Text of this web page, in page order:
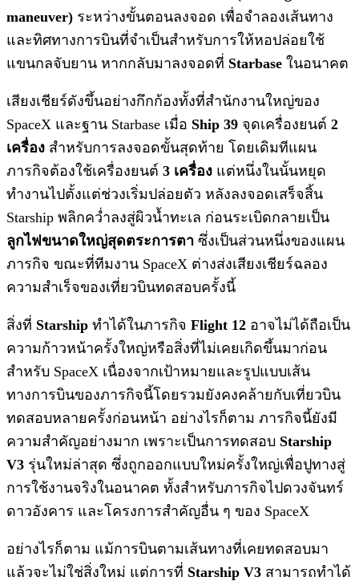
maneuver) ระหว่างขั้นตอนลงจอด เพื่อจำลองเส้นทาง
และทิศทางการบินที่จำเป็นสำหรับการให้หอปล่อยใช้
แขนกลจับยาน หากกลับมาลงจอดที่ Starbase ในอนาคต
เสียงเชียร์ดังขึ้นอย่างกึกก้องทั้งที่สำนักงานใหญ่ของ
SpaceX และฐาน Starbase เมื่อ Ship 39 จุดเครื่องยนต์ 2
เครื่อง สำหรับการลงจอดขั้นสุดท้าย โดยเดิมทีแผน
ภารกิจต้องใช้เครื่องยนต์ 3 เครื่อง แต่หนึ่งในนั้นหยุด
ทำงานไปตั้งแต่ช่วงเริ่มปล่อยตัว หลังลงจอดเสร็จสิ้น
Starship พลิกคว่ำลงสู่ผิวน้ำทะเล ก่อนระเบิดกลายเป็น
ลูกไฟขนาดใหญ่สุดตระการตา ซึ่งเป็นส่วนหนึ่งของแผน
ภารกิจ ขณะที่ทีมงาน SpaceX ต่างส่งเสียงเชียร์ฉลอง
ความสำเร็จของเที่ยวบินทดสอบครั้งนี้
สิ่งที่ Starship ทำได้ในภารกิจ Flight 12 อาจไม่ได้ถือเป็น
ความก้าวหน้าครั้งใหญ่หรือสิ่งที่ไม่เคยเกิดขึ้นมาก่อน
สำหรับ SpaceX เนื่องจากเป้าหมายและรูปแบบเส้น
ทางการบินของภารกิจนี้โดยรวมยังคงคล้ายกับเที่ยวบิน
ทดสอบหลายครั้งก่อนหน้า อย่างไรก็ตาม ภารกิจนี้ยังมี
ความสำคัญอย่างมาก เพราะเป็นการทดสอบ Starship
V3 รุ่นใหม่ล่าสุด ซึ่งถูกออกแบบใหม่ครั้งใหญ่เพื่อปูทางสู่
การใช้งานจริงในอนาคต ทั้งสำหรับภารกิจไปดวงจันทร์
ดาวอังคาร และโครงการสำคัญอื่น ๆ ของ SpaceX
อย่างไรก็ตาม แม้การบินตามเส้นทางที่เคยทดสอบมา
แล้วจะไม่ใช่สิ่งใหม่ แต่การที่ Starship V3 สามารถทำได้